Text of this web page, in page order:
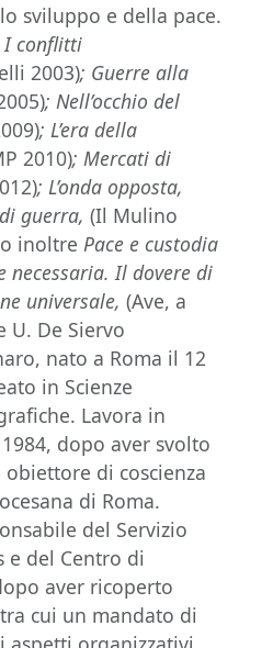
sviluppo e della pace.
I conflitti
2003); Guerre alla
; Nell’occhio del
; L’era della
2010); Mercati di
; L’onda opposta,
guerra, (Il Mulino
inoltre Pace e custodia
necessaria. Il dovere di
universale, (Ave, a
U. De Siervo
nato a Roma il 12
in Scienze
Lavora in
dopo aver svolto
di coscienza
di Roma.
del Servizio
e del Centro di
aver ricoperto
cui un mandato di